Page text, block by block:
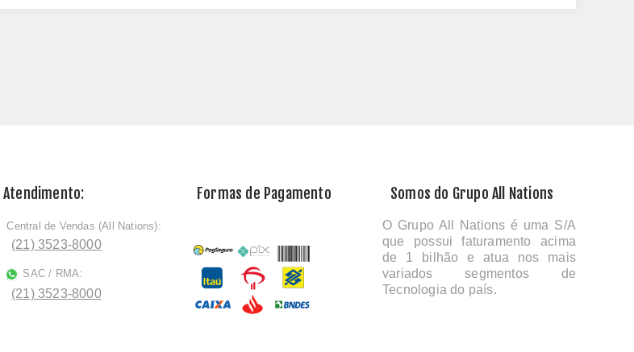
Atendimento:
ﾠCentral de Vendas (All Nations):
(21) 3523-8000
SAC / RMA:
(21) 3523-8000
Formas de Pagamento Somos do Grupo All Nations
O Grupo All Nations é uma S/A
que possui faturamento acima
de 1 bilhão e atua nos mais
variados segmentos de
Tecnologia do país.